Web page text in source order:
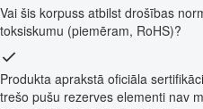
Vai šis korpuss atbilst drošības
toksiskumu (piemēram, RoHS)?
Produkta aprakstā oficiāla
trešo pušu rezerves elementi nav